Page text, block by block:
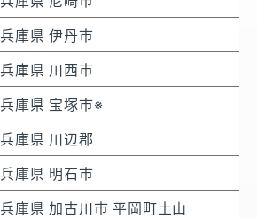
兵庫県 伊丹市
兵庫県 川西市
兵庫県 宝塚市※
兵庫県 川辺郡
兵庫県 明石市
兵庫県 加古川市 平岡町土山